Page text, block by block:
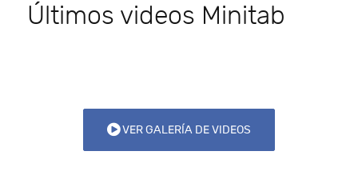
Últimos videos Minitab
VER GALERÍA DE VIDEOS